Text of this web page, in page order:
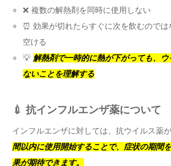
❌ 複数の解熱剤を同時に使用しない
⏰ 効果が切れたらすぐに次を飲むので
空ける
💡 解熱剤で一時的に熱が下がっても、
ないことを理解する
💉 抗インフルエンザ薬について
インフルエンザに対しては、抗ウイルス薬が
間以内に使用開始することで、症状の期間
果が期待できます。